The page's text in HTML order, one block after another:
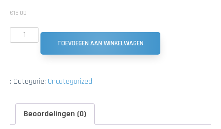
€15.00
TOEVOEGEN AAN WINKELWAGEN
: Categorie: Uncategorized
Beoordelingen (0)